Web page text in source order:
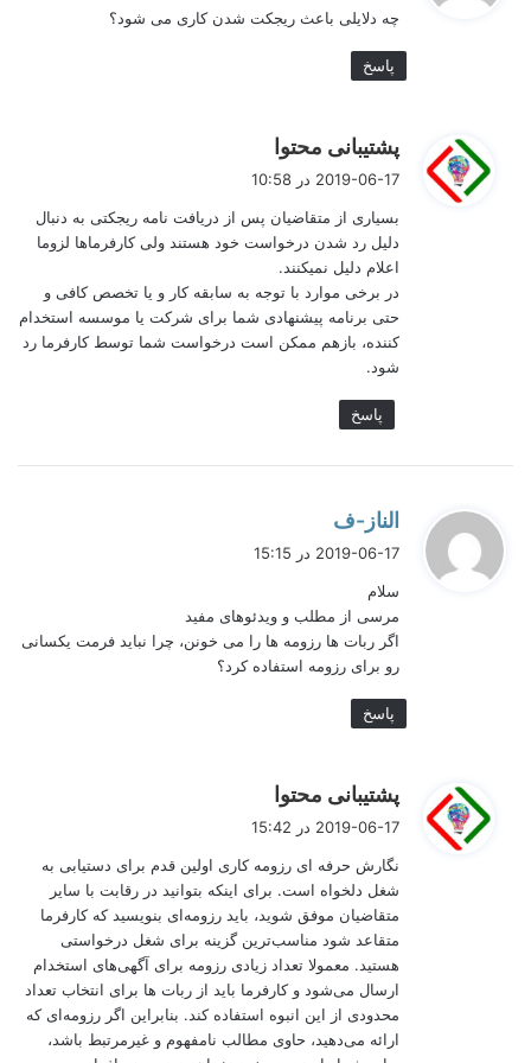
نوشتن رزومه بین المللی نیاز به مهارت دارد.
ساخت رزومه شخصی یا رزومه سازهای آنلاین
موسسات کاریابی؟
وقتی در صدد شرکت در آزمون استخدام یا مراجعه به موسسات
کاریابی هستید، ابتدا اطلاعات اصلی مربوط به هدف شغلی خود را
جمع آوری کنید، قبل از اینکه شروع به آماده کردن رزومه خود شوید.
حتی اگر یک رزومه آماده دارید حتما آن را با کارشناسان منابع انسانی
در میان بگذارید (بدون توجه به اینکه قدیمی است). توجه داشته
باشید که کارشناسان منابع انسانی خصوصا افرادی که تجربه کار با
موسسات بین المللی یا شرکت های چند ملیتی را دارند خلاقیت های
خاص خود را دارند و اتفاقا همین خلاقیت ها باعث متمایز شدن رزومه
کاری حرفه ای شما نسبت به سایر رقبا خواهد شد.
سازمان ها و شرکت های معتبر روزانه هزاران رزومه را برای هر
استخدامی
دعوت خواهند شد. این لیست کوتاه در ابتدا تنها بر اساس
رزومه شما تهیه خواهد شد که رباتها در این میان نقش مهمی را ایفا
میکنند. حتی اگر شما خیلی خوش شانس باشید و رزومه تان به دست
یک کارشناس یا مدیر منابع انسانی برسد حداکثر ده ثانیه مطالعه
خواهد شد و رزومه شغلی شما باید در این مدت کوتاه تأثیری را بر
کارفرمایان یا کارکنان ایجاد کند.
کانال #دکترفاضل دریوتیوب را دنبال کنید.
:
چه دلایلی باعث ریجکت شدن کاری می شود؟
پاسخ
پشتیبانی محتوا
:
2019-06-17 در 10:58
بسیاری از متقاضیان پس از دریافت نامه ریجکتی به دنبال
دلیل رد شدن درخواست خود هستند ولی کارفرماها لزوما
اعلام دلیل نمیکنند.
در برخی موارد با توجه به سابقه کار و یا تخصص کافی و
حتی برنامه پیشنهادی شما برای شرکت یا موسسه استخدام
کننده، بازهم ممکن است درخواست شما توسط کارفرما رد
شود.
پاسخ
الناز-ف
ف
2019-06-17 در 15:15
سلام
مرسی از مطلب و ویدئوهای مفید
اگر ربات ها رزومه ها را می خونن، چرا نباید فرمت یکسانی
رو برای رزومه استفاده کرد؟
پاسخ
پشتیبانی محتوا
ف
:
2019-06-17 در 15:42
نگارش حرفه ای رزومه کاری اولین قدم برای دستیابی به
شغل دلخواه‌ است. برای اینکه بتوانید در رقابت با سایر
متقاضیان موفق شوید، باید رزومه‌ای بنویسید که کارفرما
متقاعد شود مناسب‌ترین گزینه برای شغل درخواستی
هستید. معمولا تعداد زیادی رزومه برای آگهی‌های استخدام
ارسال می‌شود و کارفرما باید از ربات ها برای انتخاب تعداد
محدودی از این انبوه استفاده کند. بنابراین اگر رزومه‌ای که
ارائه می‌دهید، حاوی مطالب نامفهوم و غیرمرتبط باشد،